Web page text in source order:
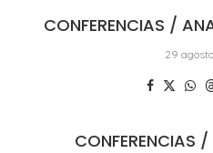
CONFERENCIAS /
29